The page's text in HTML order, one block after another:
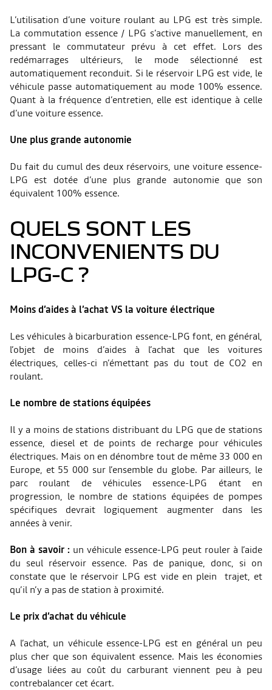
L’utilisation d’une voiture roulant au LPG est très simple.
La commutation essence / LPG s’active manuellement, en
pressant le commutateur prévu à cet effet. Lors des
redémarrages ultérieurs, le mode sélectionné est
automatiquement reconduit. Si le réservoir LPG est vide, le
véhicule passe automatiquement au mode 100% essence.
Quant à la fréquence d’entretien, elle est identique à celle
d’une voiture essence.
Une plus grande autonomie
Du fait du cumul des deux réservoirs, une voiture essence-
LPG est dotée d’une plus grande autonomie que son
équivalent 100% essence.
QUELS SONT LES
INCONVENIENTS DU
LPG-C ?
Moins d’aides à l’achat VS la voiture électrique
Les véhicules à bicarburation essence-LPG font, en général,
l’objet de moins d’aides à l’achat que les voitures
électriques, celles-ci n’émettant pas du tout de CO2 en
roulant.
Le nombre de stations équipées
Il y a moins de stations distribuant du LPG que de stations
essence, diesel et de points de recharge pour véhicules
électriques. Mais on en dénombre tout de même 33 000 en
Europe, et 55 000 sur l’ensemble du globe. Par ailleurs, le
parc roulant de véhicules essence-LPG étant en
progression, le nombre de stations équipées de pompes
spécifiques devrait logiquement augmenter dans les
années à venir.
Bon à savoir : un véhicule essence-LPG peut rouler à l’aide
du seul réservoir essence. Pas de panique, donc, si on
constate que le réservoir LPG est vide en plein trajet, et
qu’il n’y a pas de station à proximité.
Le prix d’achat du véhicule
A l’achat, un véhicule essence-LPG est en général un peu
plus cher que son équivalent essence. Mais les économies
d’usage liées au coût du carburant viennent peu à peu
contrebalancer cet écart.